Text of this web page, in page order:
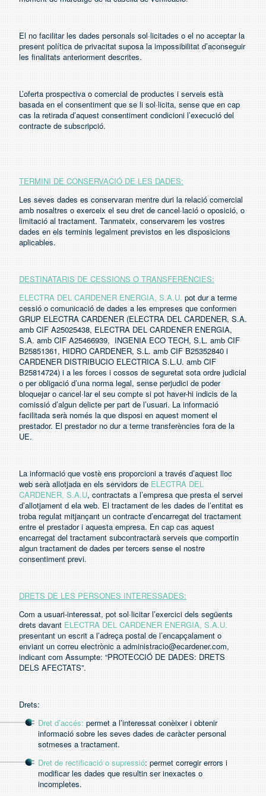
El no facilitar les dades personals sol·licitades o el no acceptar la
present política de privacitat suposa la impossibilitat d’aconseguir
les finalitats anteriorment descrites.
L’oferta prospectiva o comercial de productes i serveis està
basada en el consentiment que se li sol·licita, sense que en cap
cas la retirada d’aquest consentiment condicioni l’execució del
contracte de subscripció.
TERMINI DE CONSERVACIÓ DE LES DADES:
Les seves dades es conservaran mentre duri la relació comercial
amb nosaltres o exerceix el seu dret de cancel·lació o oposició, o
limitació al tractament. Tanmateix, conservarem les vostres
dades en els terminis legalment previstos en les disposicions
aplicables.
DESTINATARIS DE CESSIONS O TRANSFERÈNCIES:
ELECTRA DEL CARDENER ENERGIA, S.A.U. pot dur a terme
cessió o comunicació de dades a les empreses que conformen
GRUP ELECTRA CARDENER (ELECTRA DEL CARDENER, S.A.
amb CIF A25025438, ELECTRA DEL CARDENER ENERGIA,
S.A. amb CIF A25466939, INGENIA ECO TECH, S.L. amb CIF
B25851361, HIDRO CARDENER, S.L. amb CIF B25352840 i
CARDENER DISTRIBUCIO ELECTRICA S.L.U. amb CIF
B25814724) i a les forces i cossos de seguretat sota ordre judicial
o per obligació d’una norma legal, sense perjudici de poder
bloquejar o cancel·lar el seu compte si pot haver-hi indicis de la
comissió d’algun delicte per part de l’usuari. La informació
facilitada serà només la que disposi en aquest moment el
prestador. El prestador no dur a terme transferències fora de la
UE.
La informació que vostè ens proporcioni a través d’aquest lloc
web serà allotjada en els servidors de ELECTRA DEL
CARDENER, S.A.U, contractats a l’empresa que presta el servei
d’allotjament d ela web. El tractament de les dades de l’entitat es
troba regulat mitjançant un contracte d’encarregat del tractament
entre el prestador i aquesta empresa. En cap cas aquest
encarregat del tractament subcontractarà serveis que comportin
algun tractament de dades per tercers sense el nostre
consentiment previ.
DRETS DE LES PERSONES INTERESSADES:
Com a usuari-interessat, pot sol·licitar l’exercici dels següents
drets davant ELECTRA DEL CARDENER ENERGIA, S.A.U.
presentant un escrit a l’adreça postal de l’encapçalament o
enviant un correu electrònic a administracio@ecardener.com,
indicant com Assumpte: “PROTECCIÓ DE DADES: DRETS
DELS AFECTATS”.
Drets:
Dret d’accés: permet a l’interessat conèixer i obtenir
informació sobre les seves dades de caràcter personal
sotmeses a tractament.
Dret de rectificació o supressió: permet corregir errors i
modificar les dades que resultin ser inexactes o
incompletes.